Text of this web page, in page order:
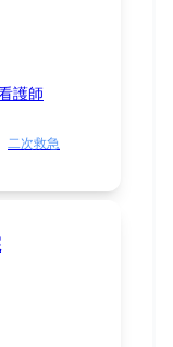
護師
二次救急